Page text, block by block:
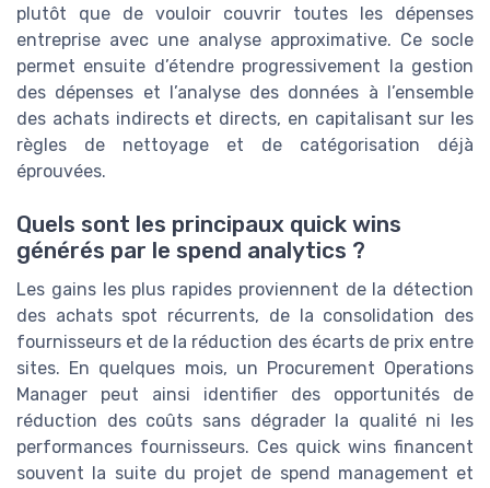
plutôt que de vouloir couvrir toutes les dépenses
entreprise avec une analyse approximative. Ce socle
permet ensuite d’étendre progressivement la gestion
des dépenses et l’analyse des données à l’ensemble
des achats indirects et directs, en capitalisant sur les
règles de nettoyage et de catégorisation déjà
éprouvées.
Quels sont les principaux quick wins
générés par le spend analytics ?
Les gains les plus rapides proviennent de la détection
des achats spot récurrents, de la consolidation des
fournisseurs et de la réduction des écarts de prix entre
sites. En quelques mois, un Procurement Operations
Manager peut ainsi identifier des opportunités de
réduction des coûts sans dégrader la qualité ni les
performances fournisseurs. Ces quick wins financent
souvent la suite du projet de spend management et